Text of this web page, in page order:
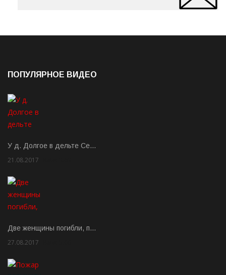
ПОПУЛЯРНОЕ ВИДЕО
У д. Долгое в дельте Се…
21.08.2017
Две женщины погибли, п…
27.08.2017